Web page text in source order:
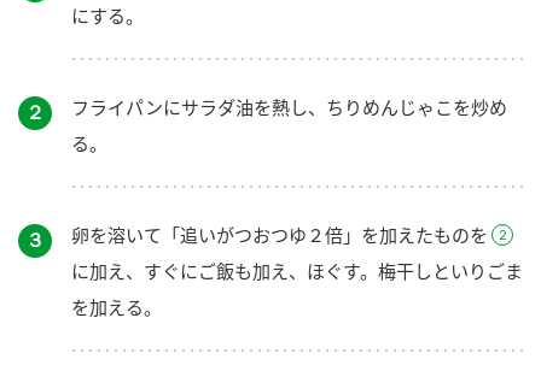
にする。
２
フライパンにサラダ油を熱し、ちりめんじゃこを炒め
る。
３
卵を溶いて「追いがつおつゆ２倍」を加えたものを
に加え、すぐにご飯も加え、ほぐす。梅干しといりごま
を加える。